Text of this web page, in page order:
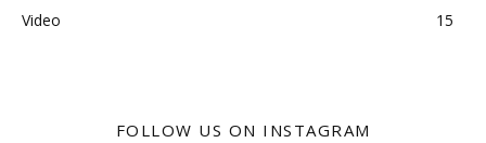
Video
15
FOLLOW US ON INSTAGRAM